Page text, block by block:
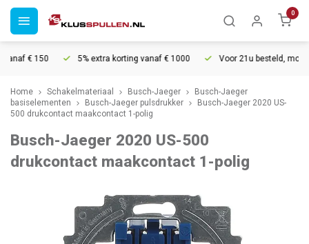
0
€ 150 5% extra korting vanaf € 1000 Voor 21u besteld, morgen
Home Schakelmateriaal Busch-Jaeger
Busch-Jaeger
basiselementen
Busch-Jaeger pulsdrukker
Busch-Jaeger 2020 US-
500 drukcontact maakcontact 1-polig
Busch-Jaeger 2020 US-500
drukcontact maakcontact 1-polig